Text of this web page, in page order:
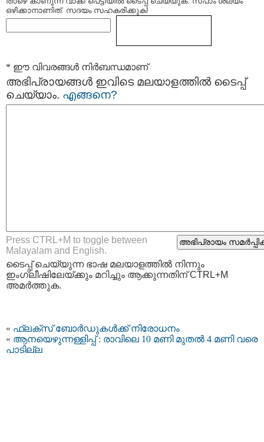
ഒഴിക്കാനാണിത്. സദയം സഹകരിക്കുക!
* ഈ വിവരങ്ങള്‍ നിര്‍ബന്ധമാണ്
അഭിപ്രായങ്ങള്‍ ഇവിടെ മലയാളത്തില്‍ ടൈപ്പ്
ചെയ്യാം. എങ്ങനെ?
Press CTRL+M to toggle between
Malayalam and English.
ടൈപ്പ്‌ ചെയ്യുന്ന ഭാഷ മലയാളത്തില്‍ നിന്നും
ഇംഗ്ലീഷിലേയ്ക്കും മറിച്ചും ആക്കുന്നതിന് CTRL+M
അമര്‍ത്തുക.
« ഫ്ലക്സ് ബോർഡുകൾക്ക് നിരോധനം
« ആനയെഴുന്നള്ളിപ്പ് :​ രാവിലെ 10 മണി മുതല്‍ 4 മണി വരെ
പാടില്ല